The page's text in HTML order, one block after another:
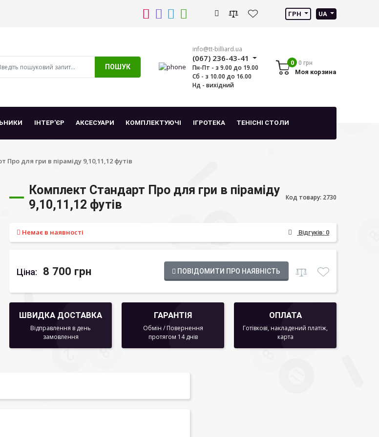
ГРН UA
ПОШУК
info@tt-billiard.ua
(067) 236-43-41
Пн-Пт - з 9.00 до 19.00
Сб - з 10.00 до 16.00
Нд - вихідний
0 0 грн
Моя корзина
ІНТЕР'ЄР АКСЕСУАРИ КОМПЛЕКТУЮЧІ ІГРОТЕКА ТЕНІСНІ СТОЛИ
Про для гри в піраміду 9,10,11,12 футів
Комплект Стандарт Про для гри в піраміду
9,10,11,12 футів
Код товару: 2730
Немає в наявності Відгуків: 0
Ціна: 8 700 грн ПОВІДОМИТИ ПРО НАЯВНІСТЬ
ШВИДКА ДОСТАВКА
Відправлення в день
замовлення
ГАРАНТІЯ
Обмін / Повернення
протягом 14 днів
ОПЛАТА
Готівкові, накладений платіж,
карта